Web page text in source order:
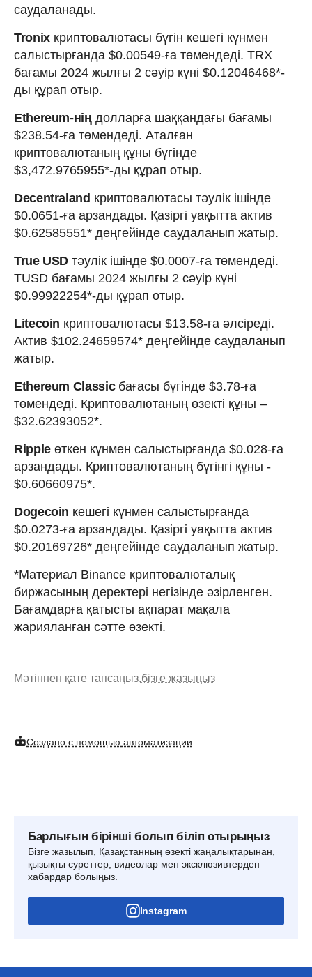
саудаланады.
Tronixкриптовалютасы бүгін кешегі күнмен
салыстырғанда $0.00549-ға төмендеді. TRX
бағамы 2024 жылғы 2 сәуір күні $0.12046468*-
ды құрап отыр.
Ethereum-ніңдолларға шаққандағы бағамы
$238.54-ға төмендеді. Аталған
криптовалютаның құны бүгінде
$3,472.9765955*-ды құрап отыр.
Decentraland криптовалютасы тәулік ішінде
$0.0651-ға арзандады. Қазіргі уақытта актив
$0.62585551* деңгейінде саудаланып жатыр.
True USD тәулік ішінде $0.0007-ға төмендеді.
TUSD бағамы 2024 жылғы 2 сәуір күні
$0.99922254*-ды құрап отыр.
Litecoin криптовалютасы $13.58-ға әлсіреді.
Актив $102.24659574* деңгейінде саудаланып
жатыр.
Ethereum Classicбағасы бүгінде $3.78-ға
төмендеді. Криптовалютаның өзекті құны –
$32.62393052*.
Rippleөткен күнмен салыстырғанда $0.028-ға
арзандады. Криптовалютаның бүгінгі құны -
$0.60660975*.
Dogecoin кешегі күнмен салыстырғанда
$0.0273-ға арзандады. Қазіргі уақытта актив
$0.20169726* деңгейінде саудаланып жатыр.
*Материал Binance криптовалюталық
биржасының деректері негізінде әзірленген.
Бағамдарға қатысты ақпарат мақала
жарияланған сәтте өзекті.
Мәтіннен қате тапсаңыз,бізге жазыңыз
Создано с помощью автоматизации
Барлығын бірінші болып біліп отырыңыз
Бізге жазылып, Қазақстанның өзекті жаңалықтарынан,
қызықты суреттер, видеолар мен эксклюзивтерден
хабардар болыңыз.
Instagram